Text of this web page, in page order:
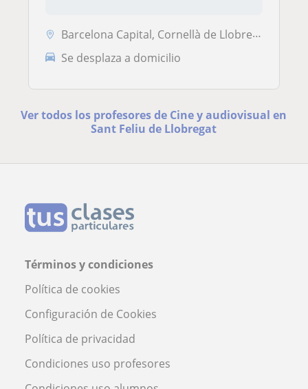
Barcelona Capital, Cornellà de Llobregat, Esplugues de Llobregat, Hosp...
Se desplaza a domicilio
Ver todos los profesores de Cine y audiovisual en
Sant Feliu de Llobregat
Términos y condiciones
Política de cookies
Configuración de Cookies
Política de privacidad
Condiciones uso profesores